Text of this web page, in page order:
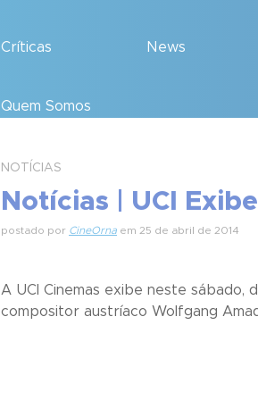
Críticas News
Quem Somos
NOTÍCIAS
Notícias | UCI
postado por CineOrna em 25 de abril de 2014
A UCI Cinemas exibe neste sábado,
compositor austríaco Wolfgang